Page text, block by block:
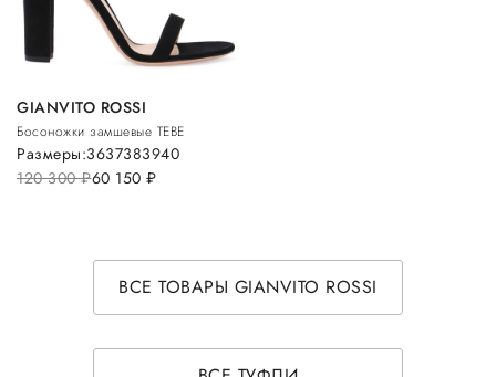
GIANVITO ROSSI
Босоножки замшевые TEBE
120 300руб.60 150 руб.
Размеры:3637383940
ВСЕ ТОВАРЫ GIANVITO ROSSI